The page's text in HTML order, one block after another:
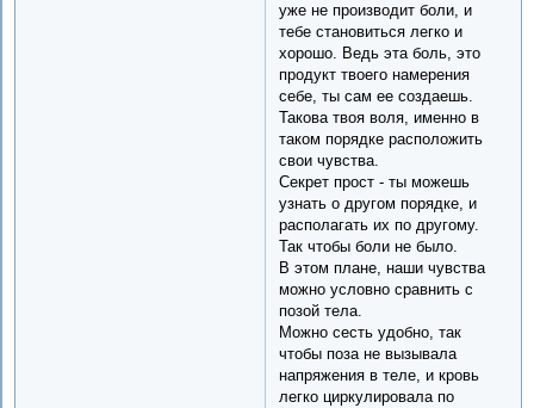
уже не производит боли, и
тебе становиться легко и
хорошо. Ведь эта боль, это
продукт твоего намерения
себе, ты сам ее создаешь.
Такова твоя воля, именно в
таком порядке расположить
свои чувства.
Секрет прост - ты можешь
узнать о другом порядке, и
располагать их по другому.
Так чтобы боли не было.
В этом плане, наши чувства
можно условно сравнить с
позой тела.
Можно сесть удобно, так
чтобы поза не вызывала
напряжения в теле, и кровь
легко циркулировала по